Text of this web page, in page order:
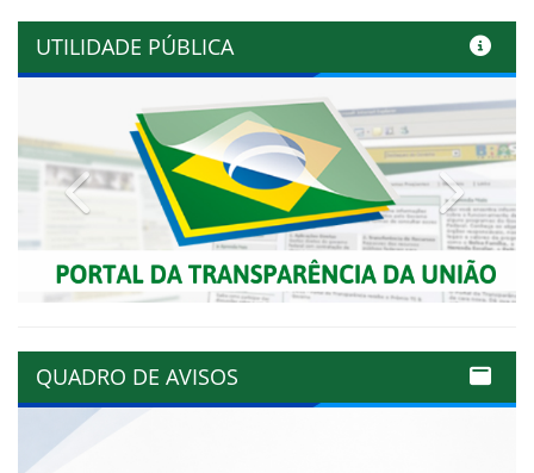
UTILIDADE PÚBLICA
Previous Next
QUADRO DE AVISOS